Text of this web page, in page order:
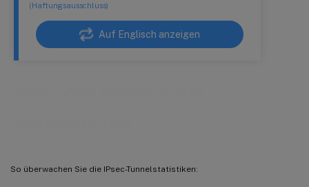
(Haftungsausschluss)
Auf Englisch anzeigen
So überwachen Sie die IPsec-Tunnelstatistiken: